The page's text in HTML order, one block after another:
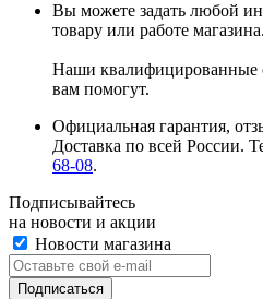
Вы можете задать любой
товару или работе магазина.
Наши квалифицированные
вам помогут.
Официальная гарантия,
Доставка по всей России.
68-08.
Подписывайтесь
на новости и акции
Новости магазина